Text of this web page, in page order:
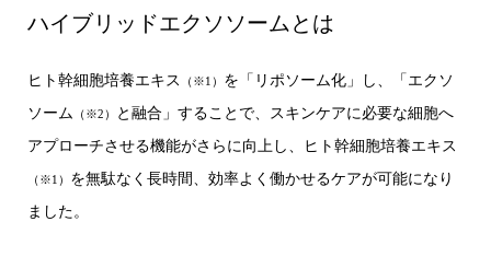
ハイブリッドエクソソームとは
ヒト幹細胞培養エキス （※1） を「リポソーム化」し、「エクソ
ソーム （※2）
と融合」することで、スキンケアに必要な細胞へ
アプローチさせる機能がさらに向上し、ヒト幹細胞培養エキス
（※1） を無駄なく長時間、効率よく働かせるケアが可能になり
ました。